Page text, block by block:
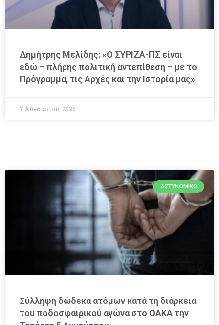
Δημήτρης Μελίδης: «Ο ΣΥΡΙΖΑ-ΠΣ είναι
εδώ – πλήρης πολιτική αντεπίθεση – με το
Πρόγραμμα, τις Αρχές και την Ιστορία μας»
7 Αυγούστου, 2026
ΑΣΤΥΝΟΜΙΚΌ
Σύλληψη δώδεκα ατόμων κατά τη διάρκεια
του ποδοσφαιρικού αγώνα στο ΟΑΚΑ την